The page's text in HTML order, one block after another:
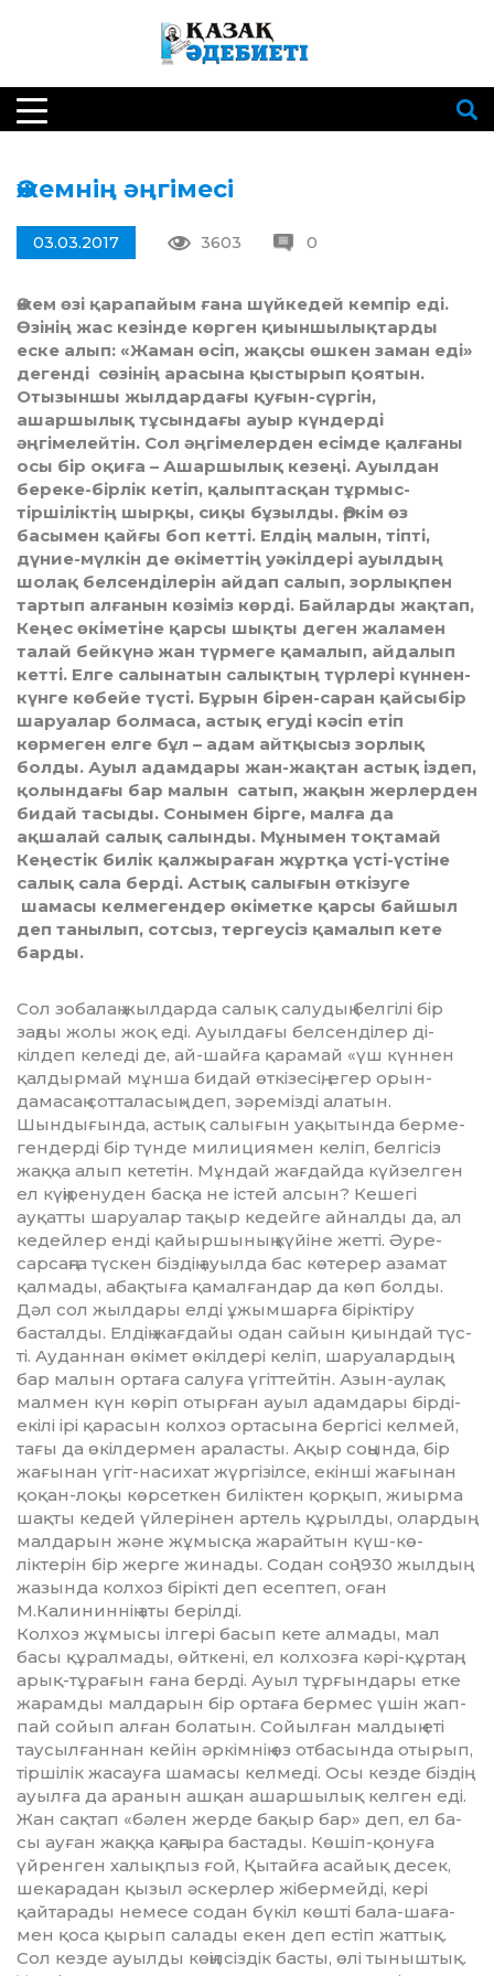
Әжемнің әңгімесі
03.03.2017 3603 0
Әжем өзі қарапайым ғана шүйкедей кемпір еді.
Өзінің жас кезінде көрген қиыншылықтарды
еске алып: «Жаман өсіп, жақсы өшкен заман еді»
дегенді сөзінің арасына қыстырып қоятын.
Отызыншы жылдардағы қуғын-сүргін,
ашаршылық тұсындағы ауыр күндерді
әңгімелейтін. Сол әңгімелерден есімде қалғаны
осы бір оқиға – Ашаршылық кезеңі. Ауылдан
береке-бірлік кетіп, қалыптасқан тұрмыс-
тіршіліктің шырқы, сиқы бұзылды. Әркім өз
басымен қайғы боп кетті. Елдің малын, тіпті,
дүние-мүлкін де өкіметтің уәкілдері ауылдың
шолақ белсенділерін айдап салып, зорлықпен
тартып алғанын көзіміз көрді. Байларды жақтап,
Кеңес өкіметіне қарсы шықты деген жаламен
талай бейкүнә жан түрмеге қамалып, айдалып
кетті. Елге салынатын салықтың түрлері күннен-
күнге көбейе түсті. Бұрын бірен-саран қайсыбір
шаруалар болмаса, астық егуді кәсіп етіп
көрмеген елге бұл – адам айтқысыз зорлық
болды. Ауыл адамдары жан-жақтан астық іздеп,
қолындағы бар малын сатып, жақын жерлерден
бидай тасыды. Сонымен бірге, малға да
ақшалай салық салынды. Мұнымен тоқтамай
Кеңестік билік қалжыраған жұртқа үсті-үстіне
салық сала берді. Астық салығын өткізуге
шамасы келмегендер өкіметке қарсы байшыл
деп танылып, сотсыз, тергеусіз қамалып кете
барды.
Сол зобалаң жылдарда салық салу­дың белгілі бір
заңды жолы жоқ еді. Ауылдағы белсенділер ді­
кілдеп келеді де, ай-шайға қа­ра­май «үш күннен
қалдырмай мұн­ша бидай өткізесің, егер орын­
дамасаң сотталасың» деп, зәре­мізді алатын.
Шындығында, ас­тық салығын уақытында бер­ме­­
ген­дерді бір түнде милициямен келіп, белгісіз
жаққа алып кете­тін. Мұндай жағдайда күй­зел­ген
ел күңіренуден басқа не іс­тей алсын? Кешегі
ауқатты шаруа­лар тақыр кедейге айналды да, ал
кедейлер енді қайыршының күйіне жетті. Әуре-
сарсаңға түс­кен біздің ауылда бас көтерер аза­мат
қалмады, абақтыға қамал­ған­дар да көп болды.
Дәл сол жылдары елді ұжым­шар­ға біріктіру
басталды. Елдің жағ­дайы одан сайын қиындай түс­
ті. Ауданнан өкімет өкілдері ке­ліп, шаруалардың
бар малын ор­таға салуға үгіттейтін. Азын-ау­лақ
малмен күн көріп отырған ауыл адамдары бірді-
екілі ірі қарасын колхоз ортасына бергісі кел­мей,
тағы да өкілдермен ара­лас­ты. Ақыр соңында, бір
жа­ғы­нан үгіт-насихат жүргізілсе, екін­ші жағынан
қоқан-лоқы көр­сеткен биліктен қорқып, жиырма
шақ­ты кедей үйлерінен артель құрыл­ды, олардың
малдарын жә­не жұмысқа жарайтын күш-кө­
ліктерін бір жерге жинады. Со­дан соң 1930 жылдың
жазында кол­хоз бірікті деп есептеп, оған
М.Калининнің аты берілді.
Колхоз жұмысы ілгері басып ке­те алмады, мал
басы құрал­ма­ды, өйткені, ел колхозға кәрі-құр­таң,
арық-тұрағын ғана берді. Ауыл тұрғындары етке
жарамды мал­дарын бір ортаға бермес үшін жап­
пай сойып алған болатын. Сойыл­ған малдың еті
таусыл­ған­нан кейін әркімнің өз отбасында отырып,
тіршілік жасауға шамасы келмеді. Осы кезде біздің
ауыл­ға да аранын ашқан ашар­шы­лық келген еді.
Жан сақтап «бә­лен жерде бақыр бар» деп, ел ба­
сы ауған жаққа қаңғыра бастады. Көшіп-қонуға
үйренген ха­лық­пыз ғой, Қытайға асайық де­сек,
шекарадан қызыл әскерлер жібермейді, кері
қайтарады немесе содан бүкіл көшті бала-ша­ға­
мен қоса қырып салады екен деп естіп жаттық.
Сол кезде ауылды көңілсіздік бас­ты, өлі тыныштық.